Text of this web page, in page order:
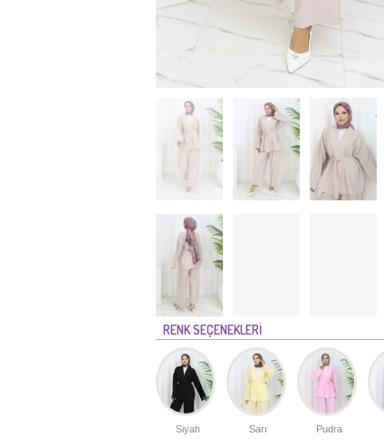
RENK SEÇENEKLERİ
Siyah Sarı Pudra